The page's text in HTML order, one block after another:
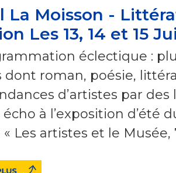
La Moisson -
Les 13, 14 et 15
éclectique :
dont roman, poésie,
d’artistes par
à l’exposition d’été
Les artistes et le Musée,